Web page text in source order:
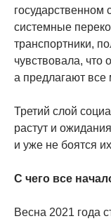
государственном
системные
транспортники,
чувствовала, что
а предлагают
Третий слой
растут и
и уже не боятся
С чего все
Весна 2021 года